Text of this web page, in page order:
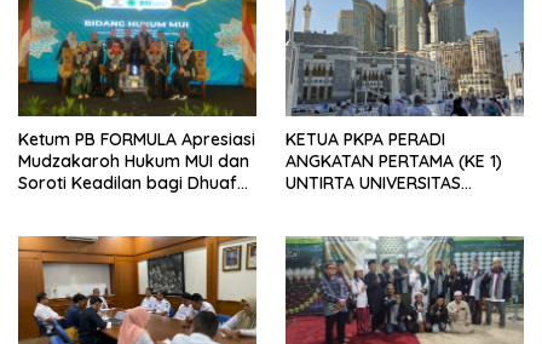
Ketum PB FORMULA Apresiasi
Mudzakaroh Hukum MUI dan
Soroti Keadilan bagi Dhuafa
KETUA PKPA PERADI
ANGKATAN PERTAMA (KE 1)
UNTIRTA UNIVERSITAS
BERANGKAT TUNAIKAN
IBADAH HAJI